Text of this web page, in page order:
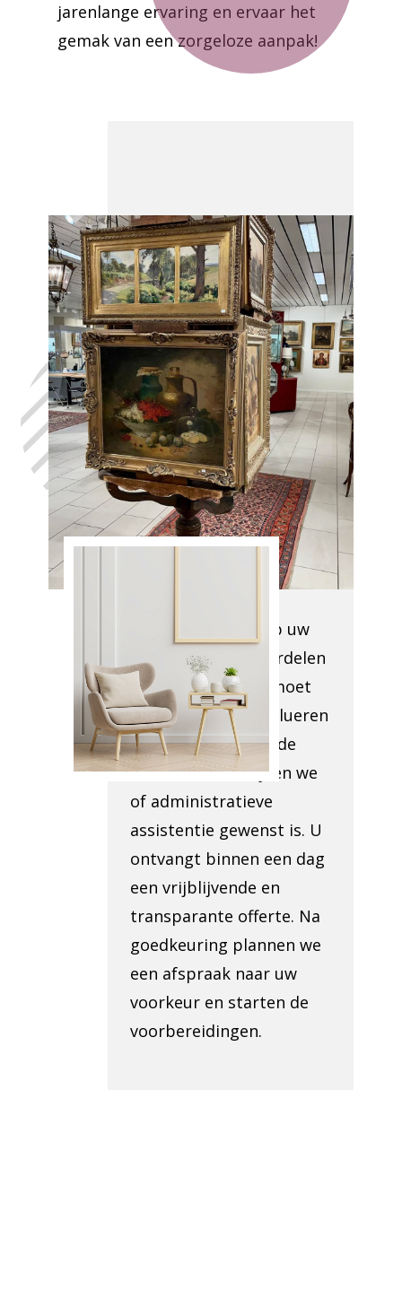
jarenlange ervaring en ervaar het
gemak van een zorgeloze aanpak!
Laat uw huis
leegmaken
ELSENE, in het
volste
vertrouwen,
met de hulp
van Antiek
Opkoper
Wij komen langs op uw
locatie om te beoordelen
wat er verwijderd moet
worden, tevens evalueren
we de toegang tot de
locatie. Ook bekijken we
of administratieve
assistentie gewenst is. U
ontvangt binnen een dag
een vrijblijvende en
transparante offerte. Na
goedkeuring plannen we
een afspraak naar uw
voorkeur en starten de
voorbereidingen.